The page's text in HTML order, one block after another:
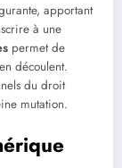
apportant
à une
permet de
découlent.
du droit
mutation.